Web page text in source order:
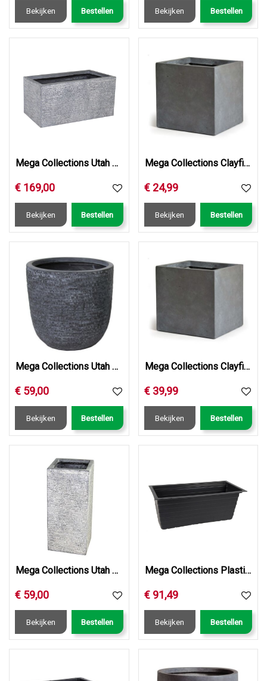
Bekijken Bestellen Bekijken Bestellen
Mega Collections Utah Bigular Washed Grey L100W45H45
€ 169,00
Bekijken Bestellen
Mega Collections Clayfibre Cubi AuthGrey W28H28
€ 24,99
Bekijken Bestellen
Mega Collections Utah Egg Pot Graphite D45H43
€ 59,00
Bekijken Bestellen
Mega Collections Clayfibre Cubi AuthGrey W34H30
€ 39,99
Bekijken Bestellen
Mega Collections Utah Cubihi Washed Grey W27H60
€ 59,00
Bekijken Bestellen
Mega Collections Plastic Insert Bigular Black L100W46H30
€ 91,49
Bekijken Bestellen